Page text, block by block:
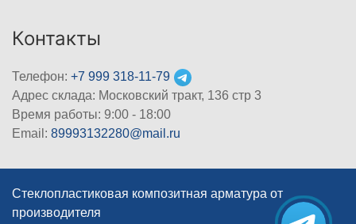
Контакты
Телефон: +7 999 318-11-79
Адрес склада: Московский тракт, 136 стр 3
Время работы: 9:00 - 18:00
Email: 89993132280@mail.ru
Стеклопластиковая композитная арматура от
производителя